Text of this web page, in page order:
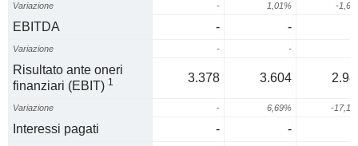
Variazione - 1,01% -
EBITDA - -
Variazione - -
Risultato ante oneri
finanziari (EBIT) 1 3.378 3.604
Variazione - 6,69% -
Interessi pagati -
-